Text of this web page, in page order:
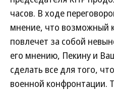
часов. В ходе
мнение, что возможный
повлечет за собой
его мнению, Пекину и
сделать все для того,
военной конфронтации.